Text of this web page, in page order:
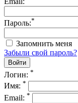
Пароль:*
Запомнить меня
Забыли свой пароль?
Логин: *
Имя: *
Email: *